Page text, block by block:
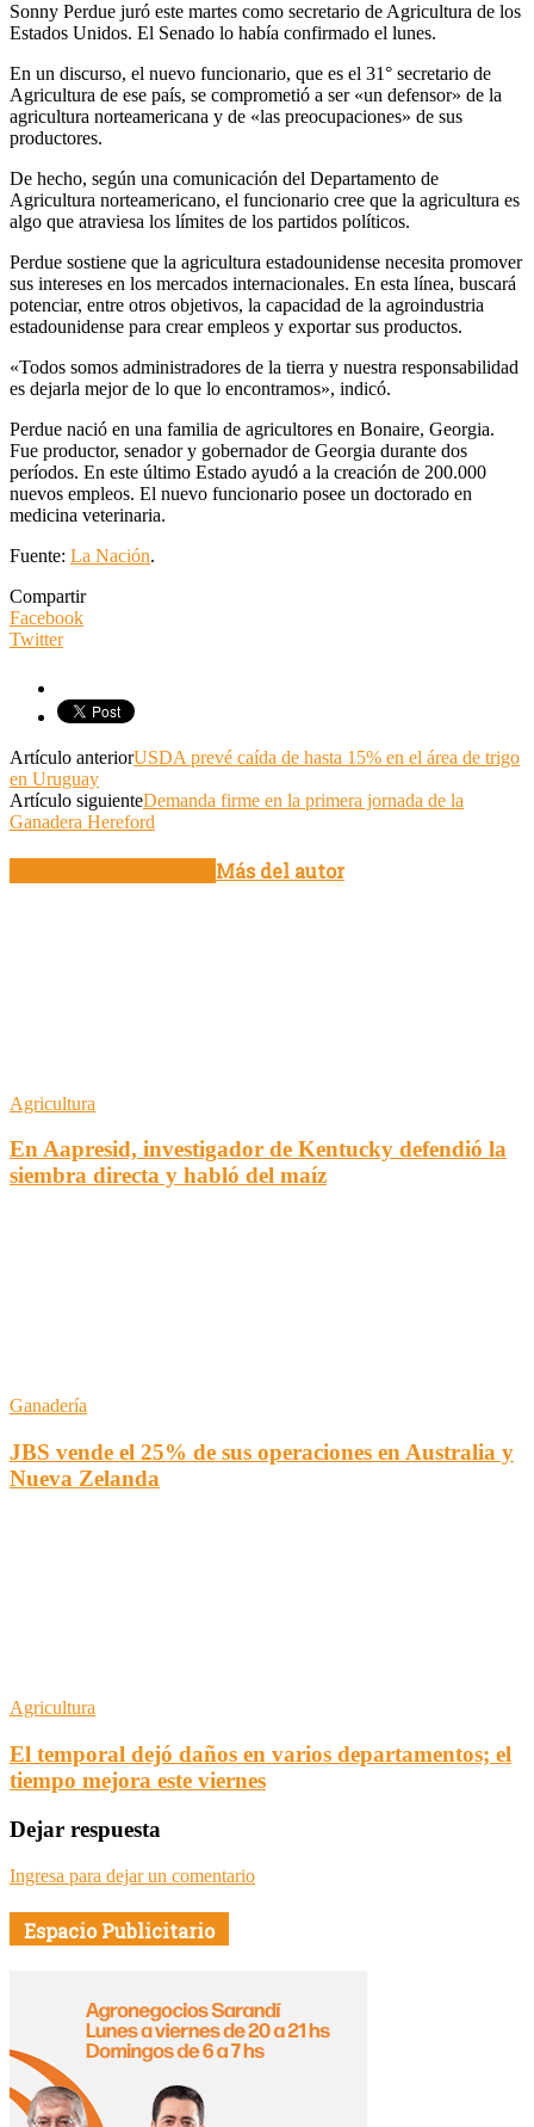
Sonny Perdue juró este martes como secretario de Agricultura de los
Estados Unidos. El Senado lo había confirmado el lunes.
En un discurso, el nuevo funcionario, que es el 31° secretario de
Agricultura de ese país, se comprometió a ser «un defensor» de la
agricultura norteamericana y de «las preocupaciones» de sus
productores.
De hecho, según una comunicación del Departamento de
Agricultura norteamericano, el funcionario cree que la agricultura es
algo que atraviesa los límites de los partidos políticos.
Perdue sostiene que la agricultura estadounidense necesita promover
sus intereses en los mercados internacionales. En esta línea, buscará
potenciar, entre otros objetivos, la capacidad de la agroindustria
estadounidense para crear empleos y exportar sus productos.
«Todos somos administradores de la tierra y nuestra responsabilidad
es dejarla mejor de lo que lo encontramos», indicó.
Perdue nació en una familia de agricultores en Bonaire, Georgia.
Fue productor, senador y gobernador de Georgia durante dos
períodos. En este último Estado ayudó a la creación de 200.000
nuevos empleos. El nuevo funcionario posee un doctorado en
medicina veterinaria.
Fuente: La Nación.
Compartir
Facebook
Twitter
Artículo anteriorUSDA prevé caída de hasta 15% en el área de trigo
en Uruguay
Artículo siguienteDemanda firme en la primera jornada de la
Ganadera Hereford
Más del autor
Agricultura
En Aapresid, investigador de Kentucky defendió la
siembra directa y habló del maíz
Ganadería
JBS vende el 25% de sus operaciones en Australia y
Nueva Zelanda
Agricultura
El temporal dejó daños en varios departamentos; el
tiempo mejora este viernes
Dejar respuesta
Ingresa para dejar un comentario
Espacio Publicitario